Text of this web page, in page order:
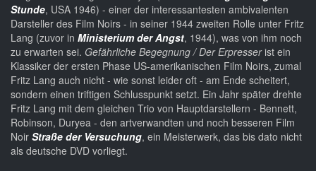
Stunde, USA 1946) - einer der interessantesten ambivalenten
Darsteller des Film Noirs - in seiner 1944 zweiten Rolle unter Fritz
Lang (zuvor in Ministerium der Angst, 1944), was von ihm noch
zu erwarten sei. Gefährliche Begegnung / Der Erpresserist ein
Klassiker der ersten Phase US-amerikanischen Film Noirs, zumal
Fritz Lang auch nicht - wie sonst leider oft - am Ende scheitert,
sondern einen triftigen Schlusspunkt setzt. Ein Jahr später drehte
Fritz Lang mit dem gleichen Trio von Hauptdarstellern - Bennett,
Robinson, Duryea - den artverwandten und noch besseren Film
Noir Straße der Versuchung, ein Meisterwerk, das bis dato nicht
als deutsche DVD vorliegt.